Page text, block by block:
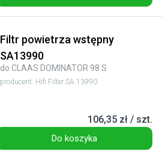
Filtr powietrza wstępny
SA13990
do CLAAS DOMINATOR 98 S
producent: Hifi Filter SA 13990
106,35 zł / szt.
Do koszyka